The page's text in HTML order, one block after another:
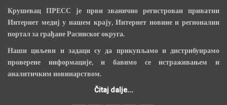
Крушевац ПРЕСС је први званично регистрован приватни
Интернет медиј у нашем крају, Интернет новине и регионални
портал за грађане Расинског округа.
Наши циљеви и задаци су да прикупљамо и дистрибуирамо
проверене информације, и бавимо се истраживањем и
аналитичким новинарством.
Čitaj dalje...